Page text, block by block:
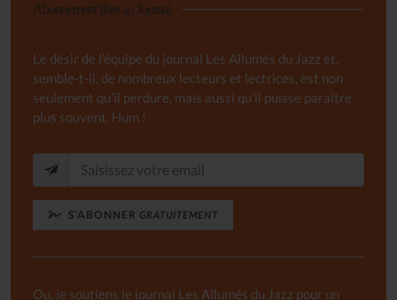
Abonnement libre au Journal
Le désir de l'équipe du journal Les Allumés du Jazz et,
semble-t-il, de nombreux lecteurs et lectrices, est non
seulement qu'il perdure, mais aussi qu'il puisse paraître
plus souvent. Hum !
S'ABONNER GRATUITEMENT
Ou, je soutiens le journal Les Allumés du Jazz pour un